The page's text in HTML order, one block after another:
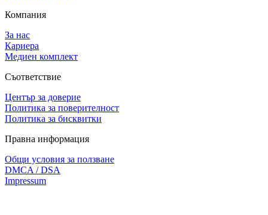
Компания
За нас
Кариера
Медиен комплект
Съответствие
Център за доверие
Политика за поверителност
Политика за бисквитки
Правна информация
Общи условия за ползване
DMCA / DSA
Impressum